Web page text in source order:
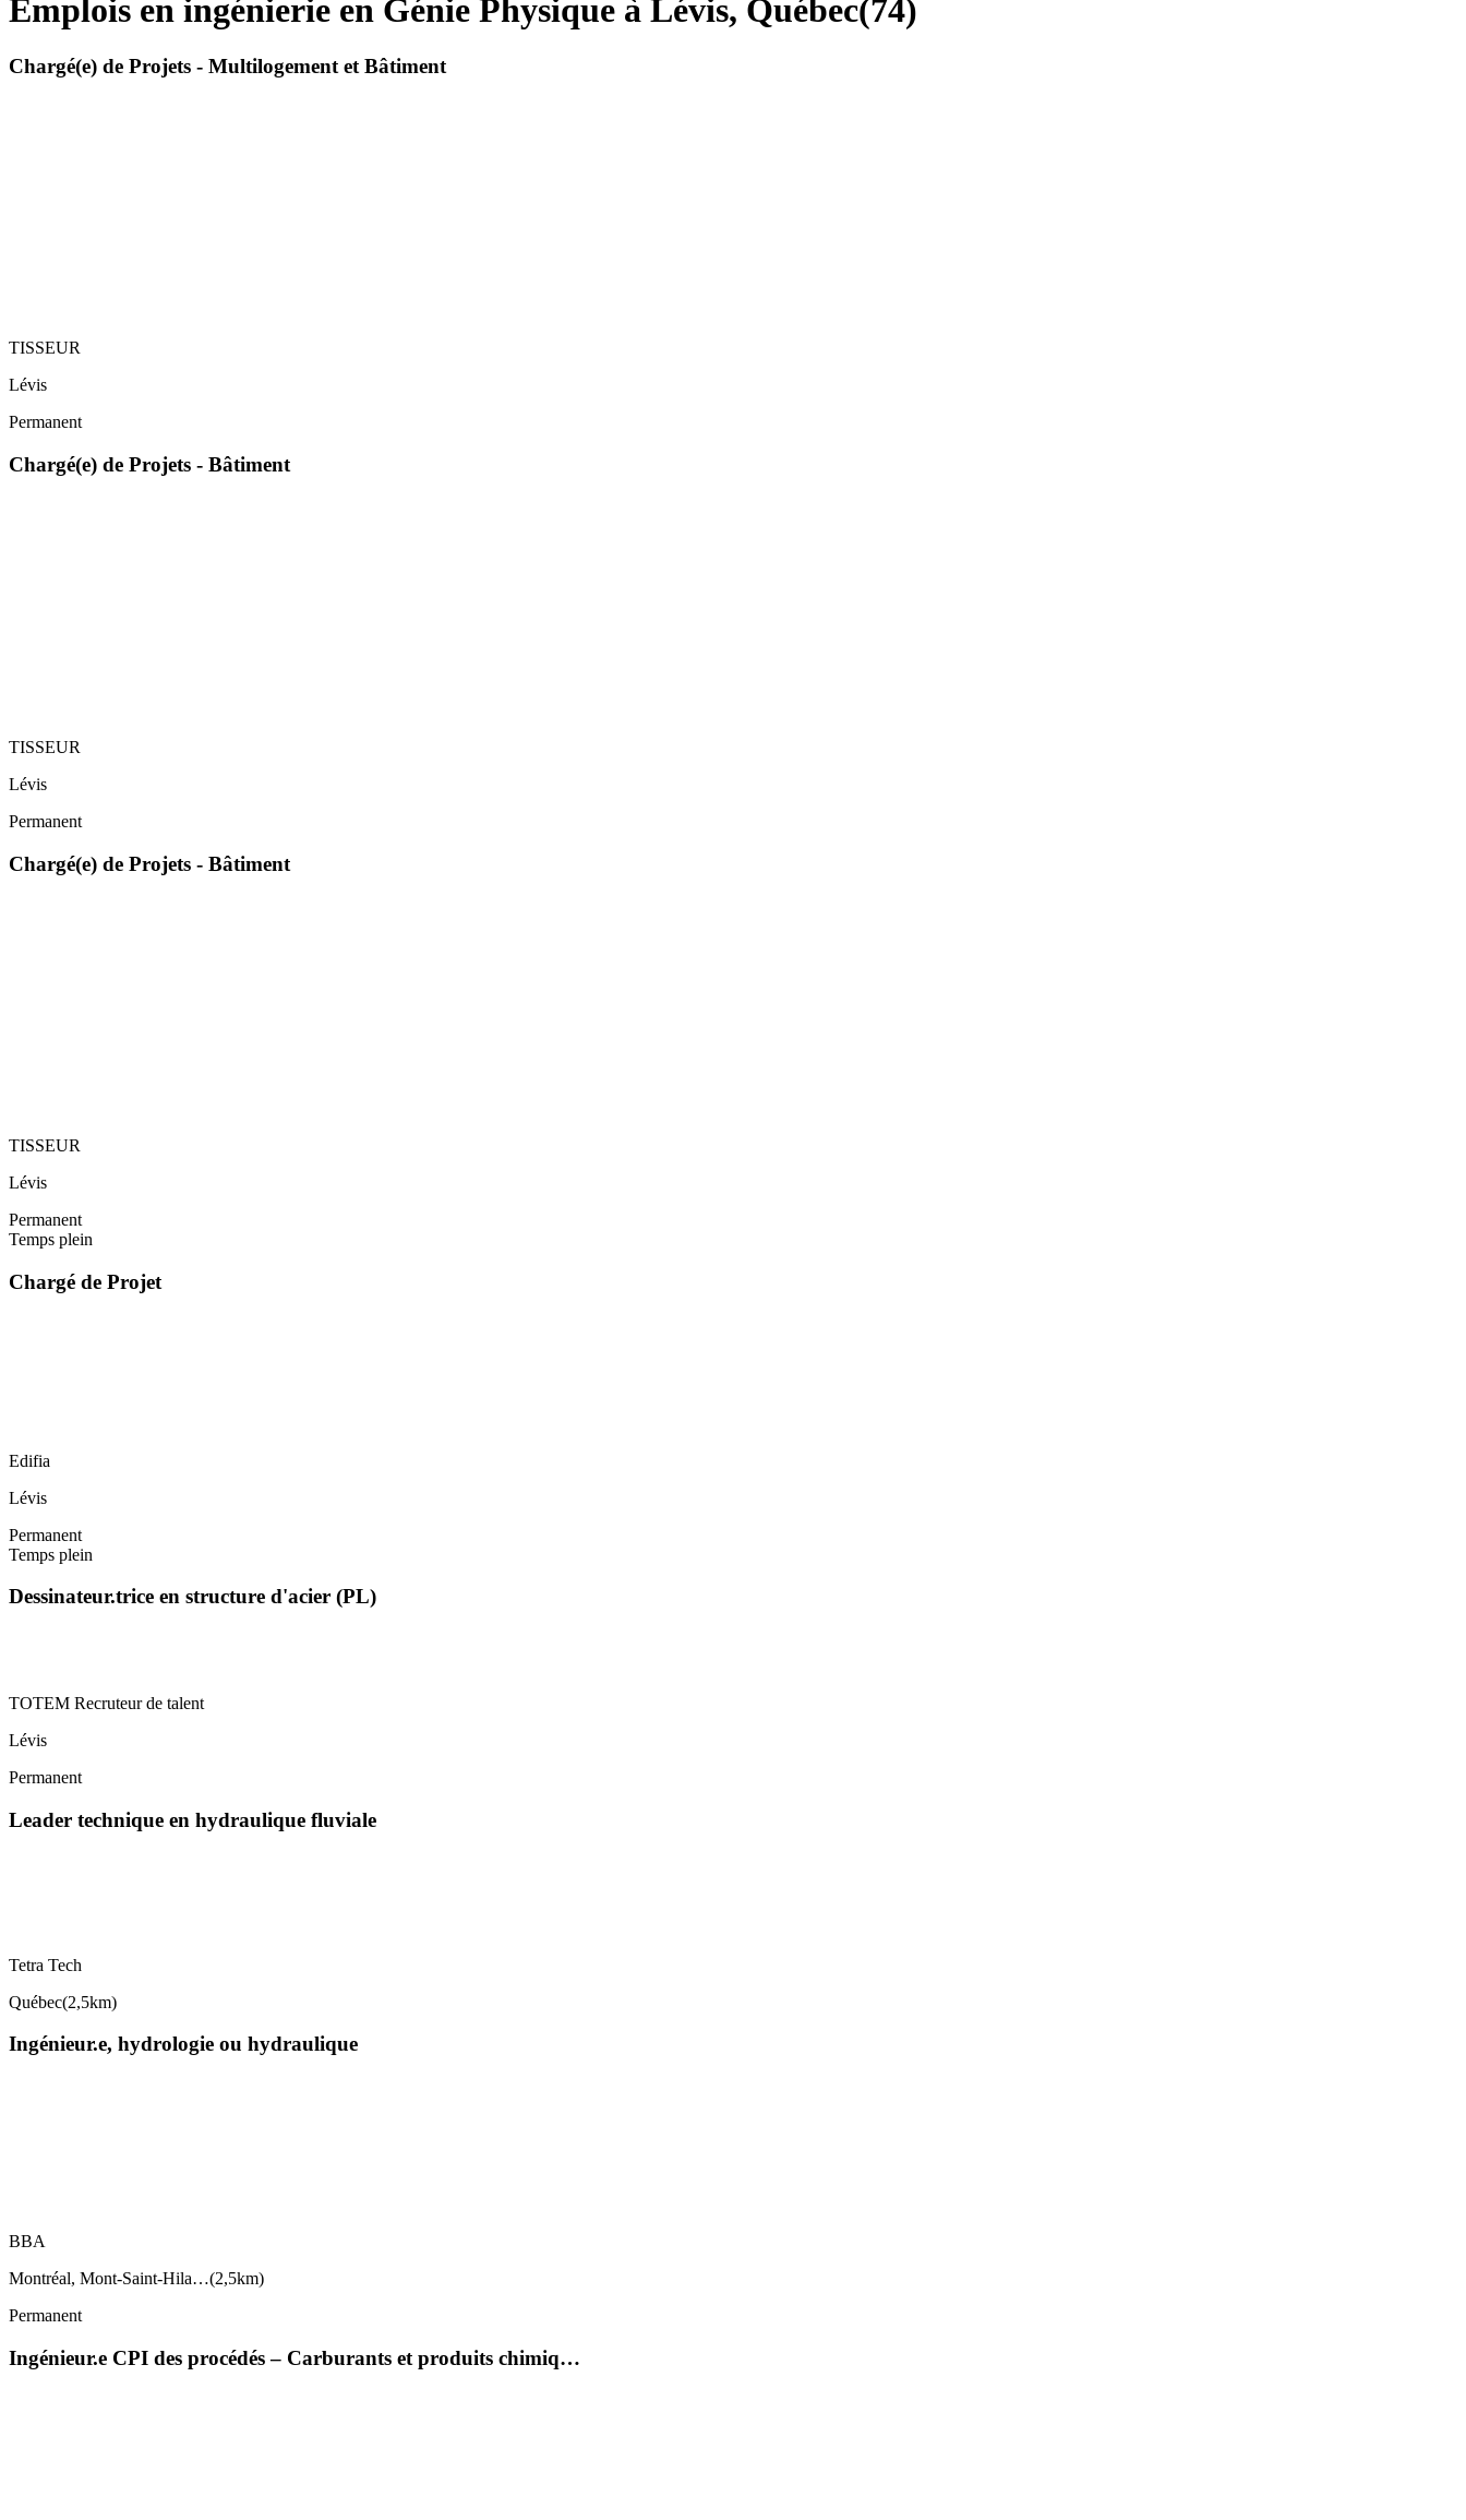
Emplois en ingénierie en Génie Physique à Lévis, Québec(74)
Chargé(e) de Projets - Multilogement et Bâtiment
TISSEUR
Lévis
Permanent
Chargé(e) de Projets - Bâtiment
TISSEUR
Lévis
Permanent
Chargé(e) de Projets - Bâtiment
TISSEUR
Lévis
Permanent
Temps plein
Chargé de Projet
Edifia
Lévis
Permanent
Temps plein
Dessinateur.trice en structure d'acier (PL)
TOTEM Recruteur de talent
Lévis
Permanent
Leader technique en hydraulique fluviale
Tetra Tech
Québec(2,5km)
Ingénieur.e, hydrologie ou hydraulique
BBA
Montréal, Mont-Saint-Hila…(2,5km)
Permanent
Ingénieur.e CPI des procédés – Carburants et produits chimiq…